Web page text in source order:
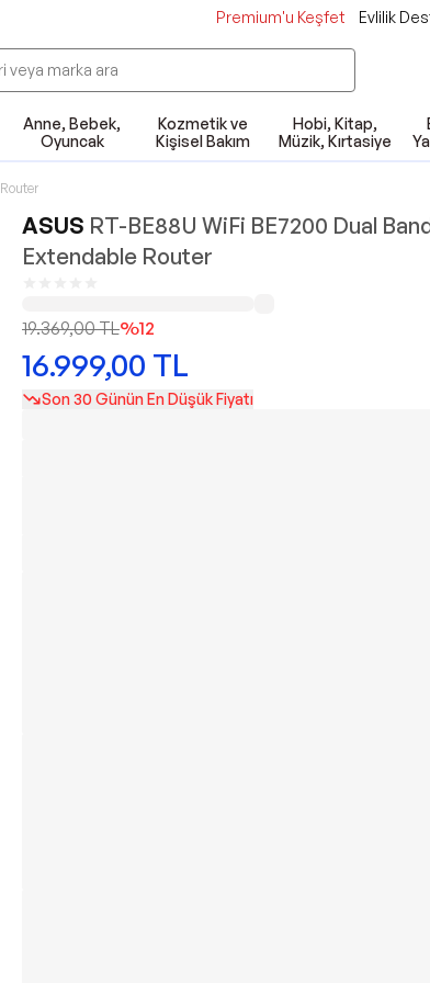
Premium'u Keşfet Evlilik
Anne, Bebek,
Oyuncak
Kozmetik ve
Kişisel Bakım
Hobi, Kitap,
Müzik, Kırtasiye
Router
ASUS RT-BE88U WiFi BE7200 Dual
Extendable Router
19.369,00TL%12
16.999,00 TL
Son 30 Günün En Düşük Fiyatı